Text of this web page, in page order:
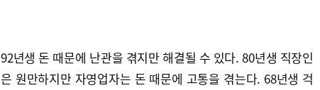
92년생 돈 때문에 난관을 겪지만 해결될 수 있다. 80년생 직장인
은 원만하지만 자영업자는 돈 때문에 고통을 겪는다. 68년생 걱